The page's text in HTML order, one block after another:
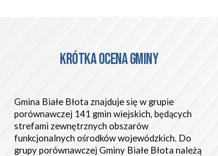
KRÓTKA OCENA GMINY
Gmina Białe Błota znajduje się w grupie
porównawczej 141 gmin wiejskich, będących
strefami zewnętrznych obszarów
funkcjonalnych ośrodków wojewódzkich. Do
grupy porównawczej Gminy Białe Błota należą